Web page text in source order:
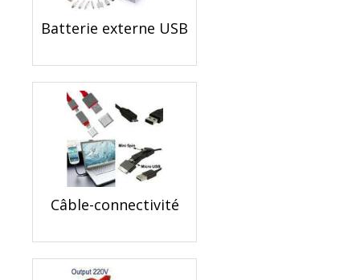
Batterie externe USB
Câble-connectivité